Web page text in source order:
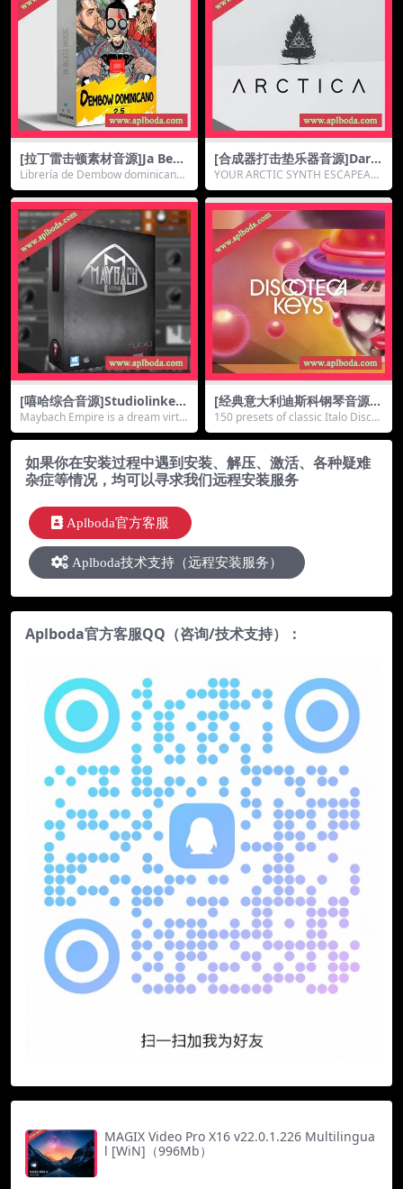
[拉丁雷击顿素材音源]Ja Beat
s Dembow Dominicano 2.5
[WAV, AiFF, KONTAKT]（317
Mb）
Librería de Dembow dominicano
2.5; es la...
[合成器打击垫乐器音源]Dark
Intervals ARCTICA [KONTA
KT]（6.74Gb）
YOUR ARCTIC SYNTH ESCAPEAR
CTICA is a stu...
[嘻哈综合音源]Studiolinked
vst Maybach Empire [KONT
AKT]（3.9Gb）
Maybach Empire is a dream virtu
al instru...
[经典意大利迪斯科钢琴音源]
Native Instruments Discot
eca Keys [KONTAKT]（1.2G
b）
150 presets of classic Italo Disco
Keys,...
如果你在安装过程中遇到安装、解压、激活、各种疑难
杂症等情况，均可以寻求我们远程安装服务
Aplboda官方客服
Aplboda技术支持（远程安装服务）
Aplboda官方客服QQ（咨询/技术支持）：
MAGIX Video Pro X16 v22.0.1.226 Multilingua
l [WiN]（996Mb）